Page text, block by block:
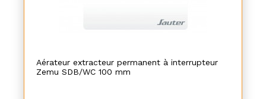
Aérateur extracteur permanent à interrupteur
Zemu SDB/WC 100 mm